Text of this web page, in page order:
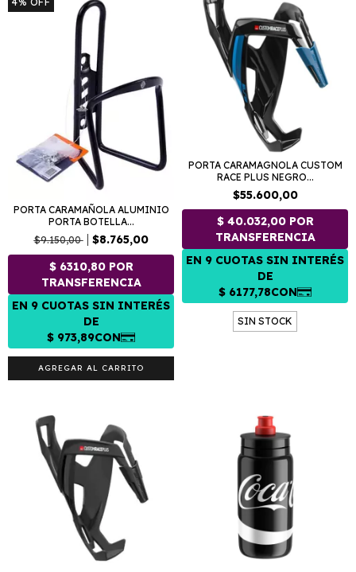
PORTA CARAMAÑOLA ALUMINIO
PORTA BOTELLA...
$9.150,00
$8.765,00
PORTA CARAMAGNOLA CUSTOM
RACE PLUS NEGRO...
$55.600,00
SIN STOCK